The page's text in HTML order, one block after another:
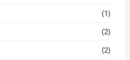
(1)
(2)
(2)